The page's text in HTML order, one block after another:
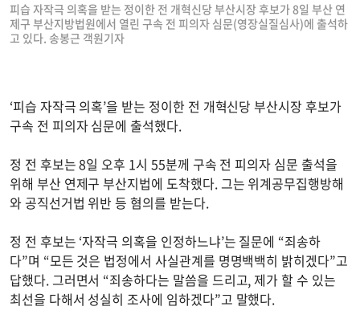
피습 자작극 의혹을 받는 정이한 전 개혁신당 부산시장 후보가 8일 부산 연
제구 부산지방법원에서 열린 구속 전 피의자 심문(영장실질심사)에 출석하
고 있다. 송봉근 객원기자
‘피습 자작극 의혹’을 받는 정이한 전 개혁신당 부산시장 후보가
구속 전 피의자 심문에 출석했다.
정 전 후보는 8일 오후 1시 55분께 구속 전 피의자 심문 출석을
위해 부산 연제구 부산지법에 도착했다. 그는 위계공무집행방해
와 공직선거법 위반 등 혐의를 받는다.
정 전 후보는 ‘자작극 의혹을 인정하느냐’는 질문에 “죄송하
다”며 “모든 것은 법정에서 사실관계를 명명백백히 밝히겠다”고
답했다. 그러면서 “죄송하다는 말씀을 드리고, 제가 할 수 있는
최선을 다해서 성실히 조사에 임하겠다”고 말했다.